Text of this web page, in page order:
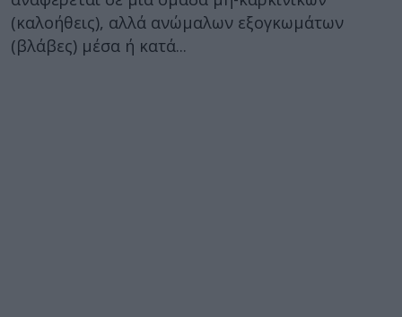
(καλοήθεις), αλλά ανώμαλων εξογκωμάτων
(βλάβες) μέσα ή κατά...